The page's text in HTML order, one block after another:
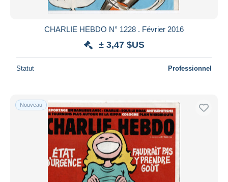
CHARLIE HEBDO N° 1228 . Février 2016
± 3,47 $US
Statut Professionnel
Nouveau